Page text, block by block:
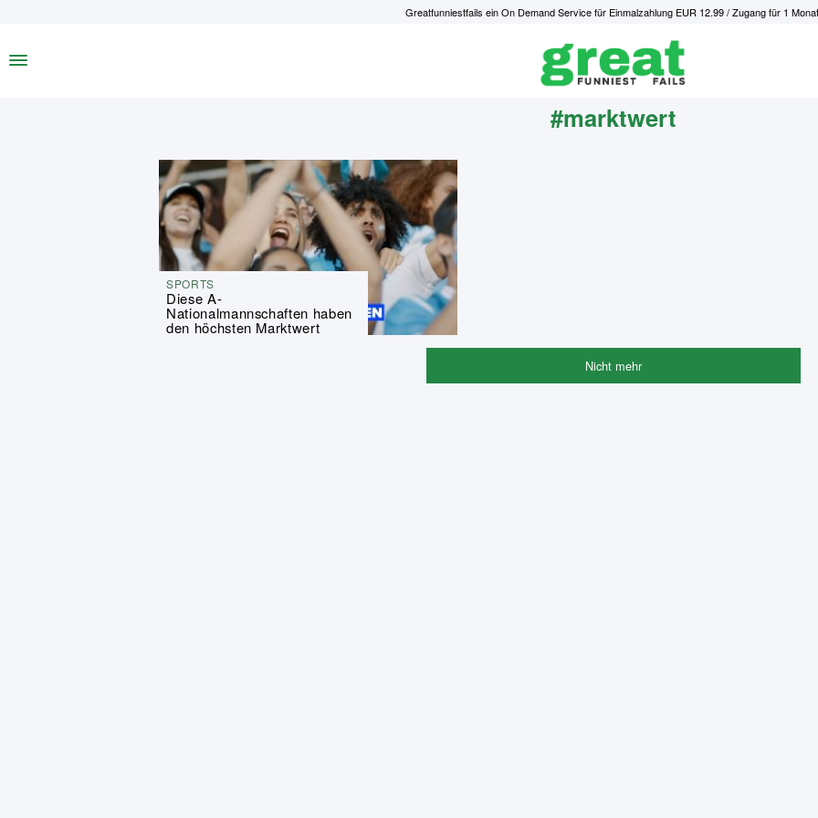
Greatfunniestfails ein On Demand Service für Einmalzahlung EUR 12.99 / Zugang für 1
#marktwert
SPORTS
Diese A-
Nationalmannschaften haben
den höchsten Marktwert
Nicht mehr